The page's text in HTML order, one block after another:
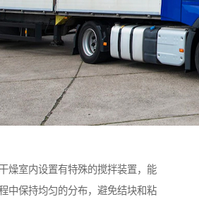
燥室内设置有特殊的搅拌装置，能
中保持均匀的分布，避免结块和粘